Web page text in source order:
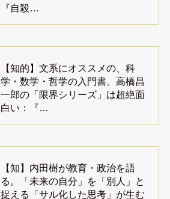
『自殺…
【知的】文系にオススメの、科
学・数学・哲学の入門書。高橋昌
一郎の「限界シリーズ」は超絶面
白い：『…
【知】内田樹が教育・政治を語
る。「未来の自分」を「別人」と
捉える「サル化した思考」が生む